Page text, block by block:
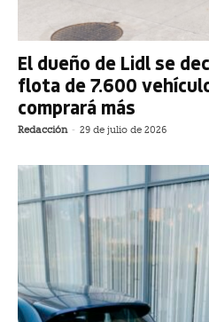
El dueño de Lidl se
flota de 7.600
comprará más
Redacción - 29 de julio de 2026